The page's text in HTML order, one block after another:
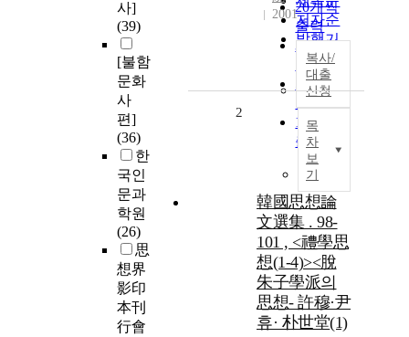
사]
(39)
[불함
문화
사
편]
(36)
한
국인
문과
학원
(26)
思
想界
影印
本刊
行會
저자순
발행기
관순
20개씩
출력
30개씩
출력
50개씩
출력
100개씩
출력
2001
복사/
대출
신청
목
차
보
기
2
韓國思想論
文選集 . 98-
101 , <禮學思
想(1-4)><脫
朱子學派의
思想- 許穆·尹
휴· 朴世堂(1)